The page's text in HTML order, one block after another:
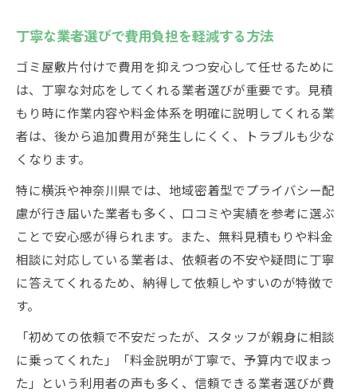
丁寧な業者選びで費用負担を軽減する方法
ゴミ屋敷片付けで費用を抑えつつ安心して任せるために
は、丁寧な対応をしてくれる業者選びが重要です。見積
もり時に作業内容や料金体系を明確に説明してくれる業
者は、後から追加費用が発生しにくく、トラブルも少な
くなります。
特に横浜や神奈川県では、地域密着型でプライバシー配
慮が行き届いた業者も多く、口コミや実績を参考に選ぶ
ことで安心感が得られます。また、無料見積もりや料金
相談に対応している業者は、依頼者の不安や疑問に丁寧
に答えてくれるため、納得して依頼しやすいのが特徴で
す。
「初めての依頼で不安だったが、スタッフが親身に相談
に乗ってくれた」「料金説明が丁寧で、予算内で収まっ
た」という利用者の声も多く、信頼できる業者選びが費